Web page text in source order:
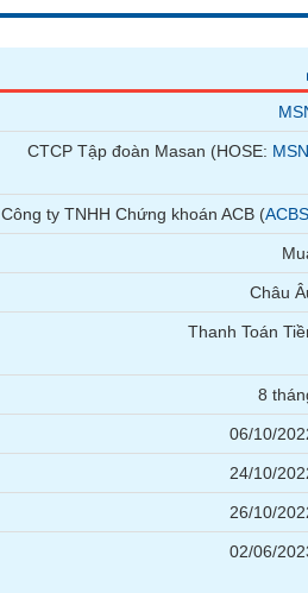
CTCP Tập đoàn Masan (HOSE:
Công ty TNHH Chứng khoán ACB (
Châu
Thanh Toán
8
06/10/
24/10/
26/10/
02/06/